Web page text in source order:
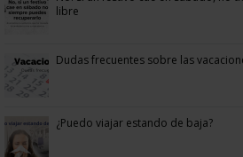
libre
Dudas frecuentes sobre las
¿Puedo viajar estando de baja?